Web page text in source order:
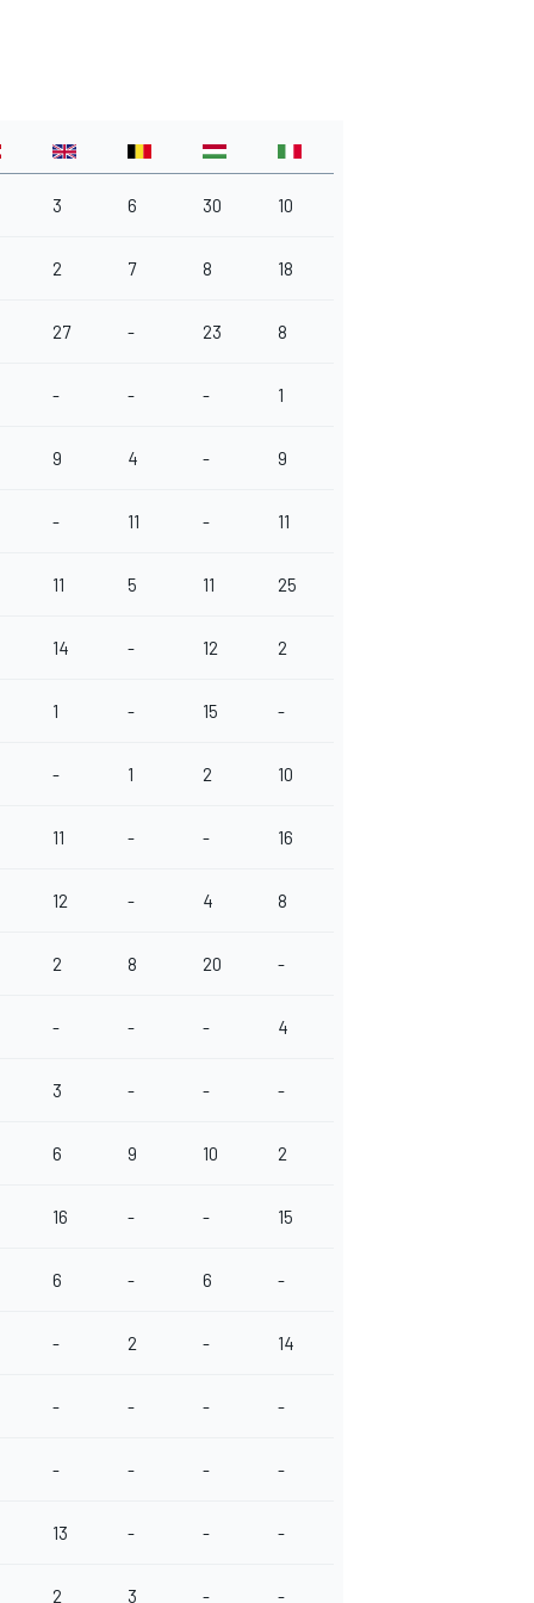
3 6 30 10
2 7 8 18
27 - 23 8
- - - 1
9 4 - 9
- 11 - 11
11 5 11 25
14 - 12 2
1 - 15 -
- 1 2 10
11 - - 16
12 - 4 8
2 8 20 -
- - - 4
3 - - -
6 9 10 2
16 - - 15
6 - 6 -
- 2 - 14
- - - -
- - - -
13 - - -
2 3 - -